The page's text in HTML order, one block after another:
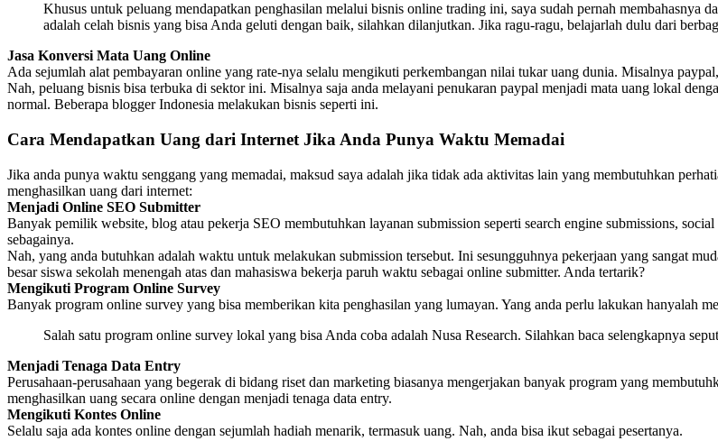
Khusus untuk peluang mendapatkan penghasilan melalui bisnis online trading ini, saya sudah pernah
adalah celah bisnis yang bisa Anda geluti dengan baik, silahkan dilanjutkan. Jika ragu-ragu, belajarlah dulu dari
Jasa Konversi Mata Uang Online
Ada sejumlah alat pembayaran online yang rate-nya selalu mengikuti perkembangan nilai tukar uang dunia. Misalnya
Nah, peluang bisnis bisa terbuka di sektor ini. Misalnya saja anda melayani penukaran paypal menjadi mata uang lokal
normal. Beberapa blogger Indonesia melakukan bisnis seperti ini.
Cara Mendapatkan Uang dari Internet Jika Anda Punya Waktu Memadai
Jika anda punya waktu senggang yang memadai, maksud saya adalah jika tidak ada aktivitas lain yang membutuhkan
menghasilkan uang dari internet:
Menjadi Online SEO Submitter
Banyak pemilik website, blog atau pekerja SEO membutuhkan layanan submission seperti search engine submissions,
sebagainya.
Nah, yang anda butuhkan adalah waktu untuk melakukan submission tersebut. Ini sesungguhnya pekerjaan yang sangat
besar siswa sekolah menengah atas dan mahasiswa bekerja paruh waktu sebagai online submitter. Anda tertarik?
Mengikuti Program Online Survey
Banyak program online survey yang bisa memberikan kita penghasilan yang lumayan. Yang anda perlu lakukan hanyalah
Salah satu program online survey lokal yang bisa Anda coba adalah Nusa Research. Silahkan baca selengkapnya
Menjadi Tenaga Data Entry
Perusahaan-perusahaan yang begerak di bidang riset dan marketing biasanya mengerjakan banyak program yang
menghasilkan uang secara online dengan menjadi tenaga data entry.
Mengikuti Kontes Online
Selalu saja ada kontes online dengan sejumlah hadiah menarik, termasuk uang. Nah, anda bisa ikut sebagai pesertanya.